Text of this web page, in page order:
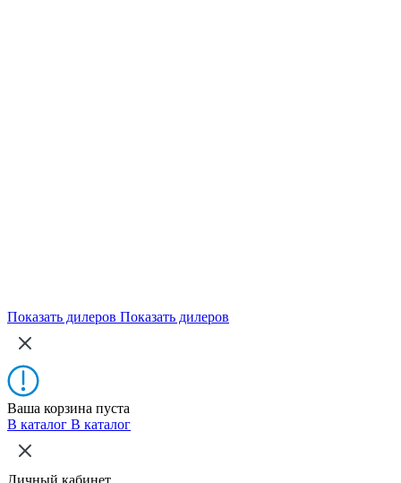
Показать дилеров Показать дилеров
Ваша корзина пуста
В каталог В каталог
Личный кабинет